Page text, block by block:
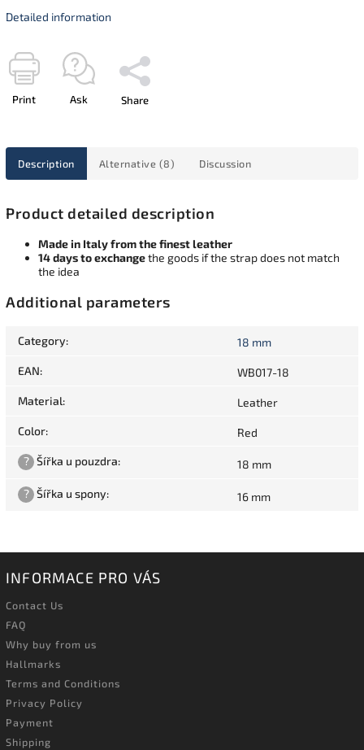
Detailed information
Print Ask Share
Description Alternative (8) Discussion
Product detailed description
Made in Italy from the finest leather
14 days to exchangethe goods if the strap does not match
the idea
Additional parameters
Category: 18 mm
EAN: WB017-18
Material: Leather
Color: Red
? Šířka u pouzdra: 18 mm
? Šířka u spony: 16 mm
INFORMACE PRO VÁS
Contact Us
FAQ
Why buy from us
Hallmarks
Terms and Conditions
Privacy Policy
Payment
Shipping